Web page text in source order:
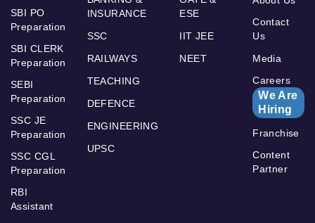
SBI PO
Preparation
SBI CLERK
Preparation
SEBI
Preparation
SSC JE
Preparation
SSC CGL
Preparation
RBI
Assistant
INSURANCE
SSC
RAILWAYS
TEACHING
DEFENCE
ENGINEERING
UPSC
ESE
IIT JEE
NEET
Contact
Us
Media
Careers
We Are
Hiring
Franchise
Content
Partner